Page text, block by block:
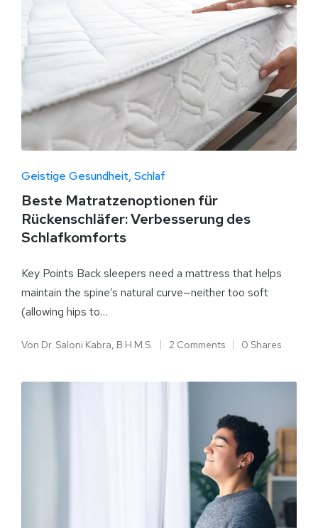
Geistige Gesundheit Schlaf
Beste Matratzenoptionen für
Rückenschläfer: Verbesserung des
Schlafkomforts
Key Points Back sleepers need a mattress that helps
maintain the spine’s natural curve—neither too soft
(allowing hips to…
Von Dr. Saloni Kabra, B.H.M.S. 2 Comments 0 Shares